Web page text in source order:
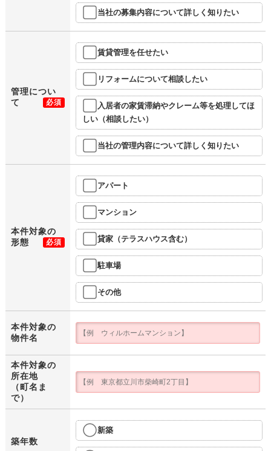
当社の募集内容について詳しく知りたい
管理につい
て
必須
賃貸管理を任せたい
リフォームについて相談したい
入居者の家賃滞納やクレーム等を処理してほ
しい（相談したい）
当社の管理内容について詳しく知りたい
本件対象の
形態
必須
アパート
マンション
貸家（テラスハウス含む）
駐車場
その他
本件対象の
物件名
本件対象の
所在地
（町名ま
で）
築年数
新築